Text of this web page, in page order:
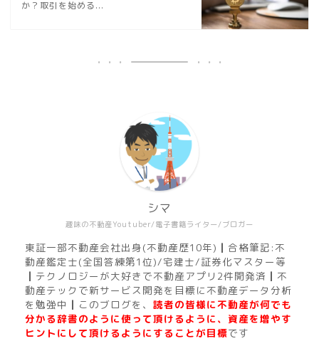
か？取引を始める...
趣味の不動産Youtuber/電子書籍ライター/ブロガー
シマ
東証一部不動産会社出身(不動産歴10年)┃合格筆記:不
動産鑑定士(全国答練第1位)/宅建士/証券化マスター等
┃テクノロジーが大好きで不動産アプリ2件開発済┃不
動産テックで新サービス開発を目標に不動産データ分析
を勉強中┃このブログを、 読者の皆様に不動産が何でも
分かる辞書のように使って頂けるように、資産を増やす
ヒントにして頂けるようにすることが目標です